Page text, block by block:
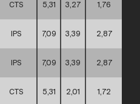
CTS 5,31 3,27 1,76
IPS 7,09 3,39 2,87
IPS 7,09 3,39 2,87
CTS 5,31 2,01 1,72